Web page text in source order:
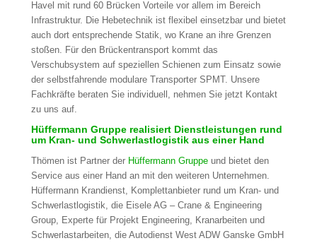
Havel mit rund 60 Brücken Vorteile vor allem im Bereich
Infrastruktur. Die Hebetechnik ist flexibel einsetzbar und bietet
auch dort entsprechende Statik, wo Krane an ihre Grenzen
stoßen. Für den Brückentransport kommt das
Verschubsystem auf speziellen Schienen zum Einsatz sowie
der selbstfahrende modulare Transporter SPMT. Unsere
Fachkräfte beraten Sie individuell, nehmen Sie jetzt Kontakt
zu uns auf.
Hüffermann Gruppe realisiert Dienstleistungen rund
um Kran- und Schwerlastlogistik aus einer Hand
Thömen ist Partner der Hüffermann Gruppeund bietet den
Service aus einer Hand an mit den weiteren Unternehmen.
Hüffermann Krandienst, Komplettanbieter rund um Kran- und
Schwerlastlogistik, die Eisele AG – Crane & Engineering
Group, Experte für Projekt Engineering, Kranarbeiten und
Schwerlastarbeiten, die Autodienst West ADW Ganske GmbH